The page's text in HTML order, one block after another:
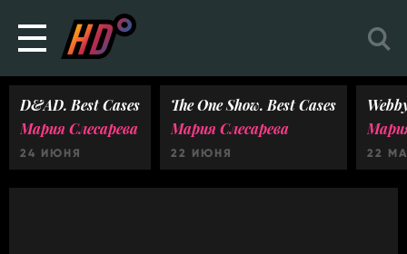
D&AD. Best Cases
Мария Слесарева
24 ИЮНЯ
The One Show. Best Cases
Мария Слесарева
22 ИЮНЯ 22